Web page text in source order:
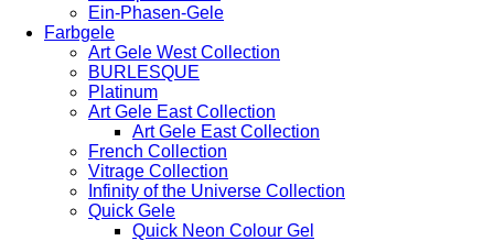
Ein-Phasen-Gele
Farbgele
Art Gele West Collection
BURLESQUE
Platinum
Art Gele East Collection
Art Gele East Collection
French Collection
Vitrage Collection
Infinity of the Universe Collection
Quick Gele
Quick Neon Colour Gel